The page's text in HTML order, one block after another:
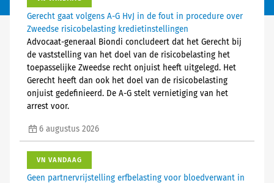
Gerecht gaat volgens A-G HvJ in de fout in procedure over
Zweedse risicobelasting kredietinstellingen
Advocaat-generaal Biondi concludeert dat het Gerecht bij
de vaststelling van het doel van de risicobelasting het
toepasselijke Zweedse recht onjuist heeft uitgelegd. Het
Gerecht heeft dan ook het doel van de risicobelasting
onjuist gedefinieerd. De A-G stelt vernietiging van het
arrest voor.
6 augustus 2026
VN VANDAAG
Geen partnervrijstelling erfbelasting voor bloedverwant in